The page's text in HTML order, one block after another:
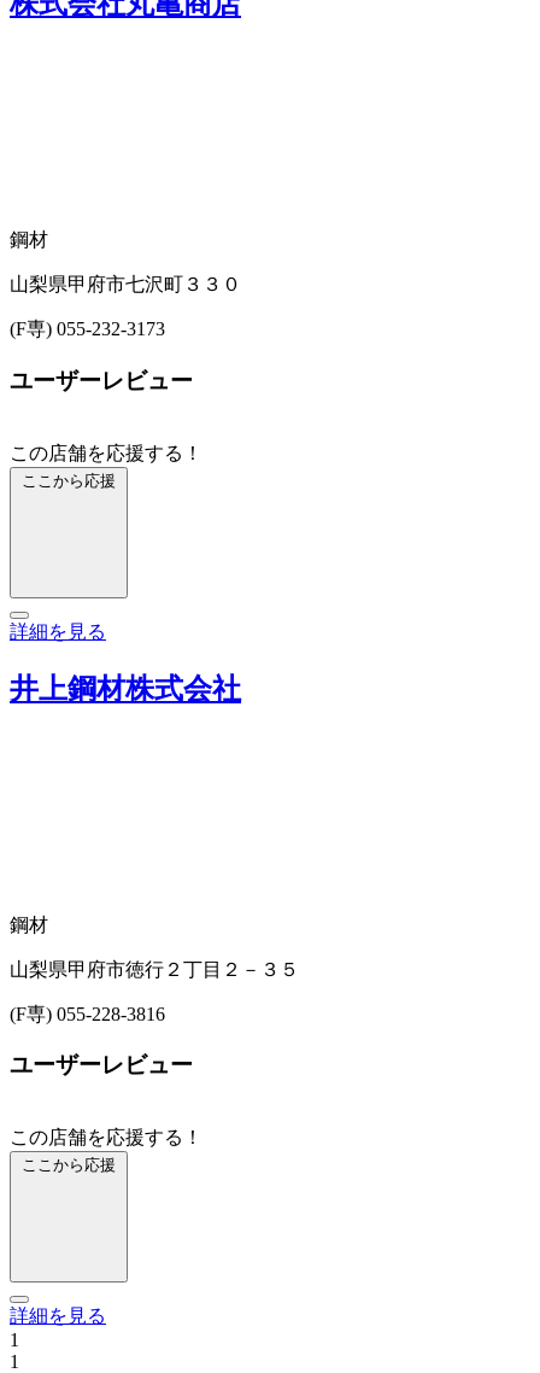
鋼材
山梨県甲府市七沢町３３０
(F専) 055-232-3173
ユーザーレビュー
この店舗を応援する！
ここから応援
詳細を見る
井上鋼材株式会社
鋼材
山梨県甲府市徳行２丁目２－３５
(F専) 055-228-3816
ユーザーレビュー
この店舗を応援する！
ここから応援
詳細を見る
1
1